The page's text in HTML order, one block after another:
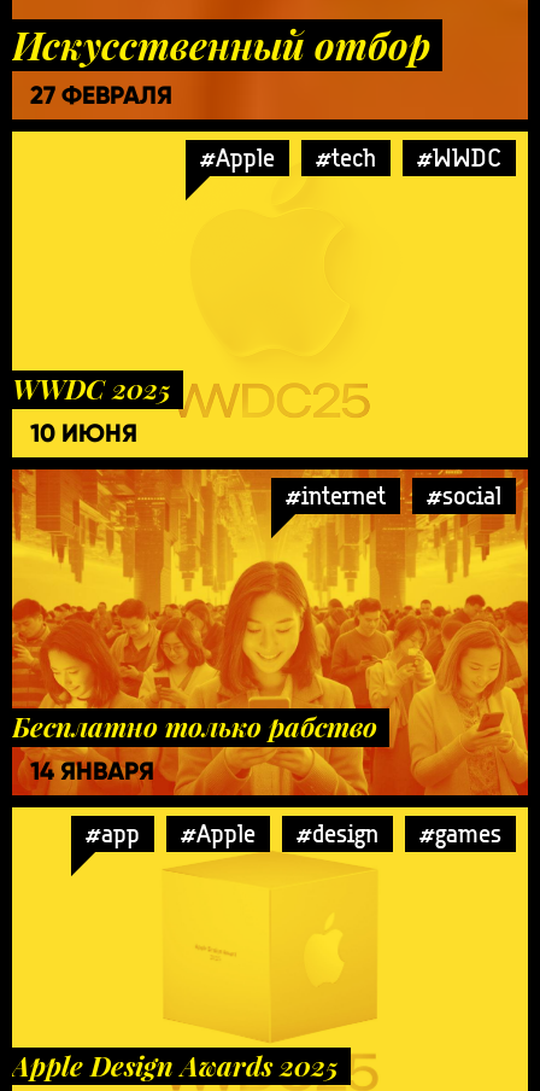
Искусственный отбор
27 ФЕВРАЛЯ
#Apple #tech #WWDC
WWDC 2025
10 ИЮНЯ
#internet #social
Бесплатно только рабство
14 ЯНВАРЯ
#app #Apple #design #games
Apple Design Awards 2025